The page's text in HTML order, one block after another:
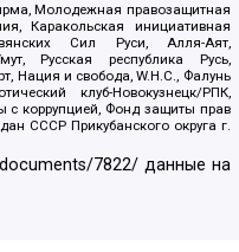
Молодежная правозащитная
Каракольская инициативная
Сил Руси, Алля-Аят,
Русская республика Русь,
Нация и свобода, W.H.С., Фалунь
клуб-Новокузнецк/РПК,
с коррупцией, Фонд защиты прав
СССР Прикубанского округа г.
7822/ данные на